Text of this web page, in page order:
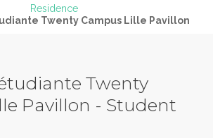
Residence
Twenty Campus Lille Pavillon
Twenty
Pavillon - Student